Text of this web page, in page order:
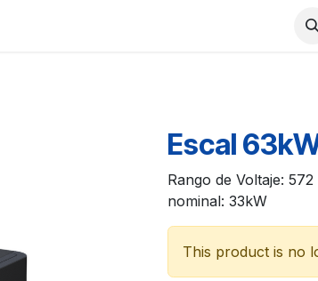
Escal
Rango de Voltaje:
nominal: 33kW
This product is no